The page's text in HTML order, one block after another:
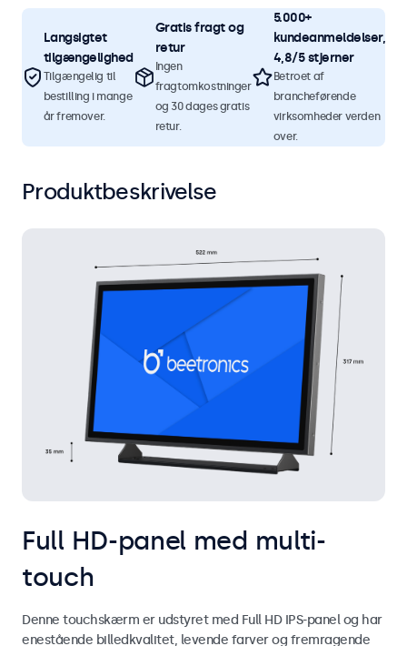
Langsigtet
tilgængelighed
Tilgængelig til
bestilling i mange
år fremover.
Gratis fragt og
retur
Ingen
fragtomkostninger
og 30 dages gratis
retur.
5.000+
kundeanmeldelser,
4,8/5 stjerner
Betroet af
brancheførende
virksomheder verden
over.
Produktbeskrivelse
Full HD-panel med multi-
touch
Denne touchskærm er udstyret med Full HD IPS-panel og har
enestående billedkvalitet, levende farver og fremragende